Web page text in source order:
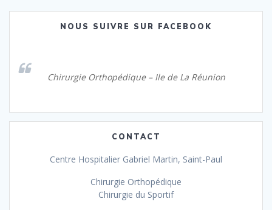
NOUS SUIVRE SUR FACEBOOK
Chirurgie Orthopédique – Ile de La Réunion
CONTACT
Centre Hospitalier Gabriel Martin, Saint-Paul
Chirurgie Orthopédique
Chirurgie du Sportif